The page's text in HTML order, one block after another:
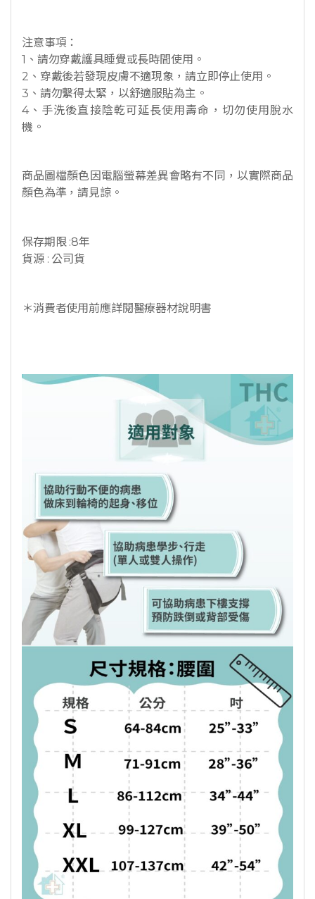
注意事項：
1、請勿穿戴護具睡覺或長時間使用。
2、穿戴後若發現皮膚不適現象，請立即停止使用。
3、請勿繫得太緊，以舒適服貼為主。
4、手洗後直接陰乾可延長使用壽命，切勿使用脫水
機。
商品圖檔顏色因電腦螢幕差異會略有不同，以實際商品
顏色為準，請見諒。
保存期限 :8年
貨源 : 公司貨
＊消費者使用前應詳閱醫療器材說明書